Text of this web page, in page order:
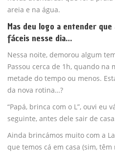
areia e na água.
Mas deu logo a entender
fáceis nesse dia…
Nessa noite, demorou algum
Passou cerca de 1h, quando na
metade do tempo ou menos.
da nova rotina…?
“Papá, brinca com o L”, ouvi eu
seguinte, antes dele sair de
Ainda brincámos muito com a
que temos cá em casa (sim, têm